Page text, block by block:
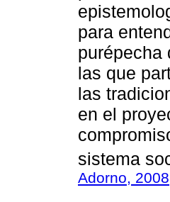
para
purépecha
las que
las
en el
sistema
Adorno, 2008